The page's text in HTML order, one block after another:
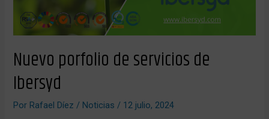
Nuevo porfolio de servicios de
Ibersyd
Por Rafael Díez/ Noticias / 12 julio, 2024